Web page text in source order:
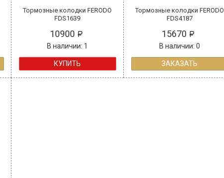
Тормозные колодки FERODO
FDS1639
10900
В наличии: 1
КУПИТЬ
Тормозные колодки FERODO
FDS4187
15670
В наличии: 0
ЗАКАЗАТЬ